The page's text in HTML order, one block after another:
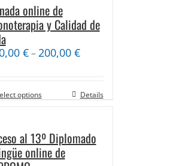
online de
y Calidad de
€–200,00 €
options Details
al 13º Diplomado
online de